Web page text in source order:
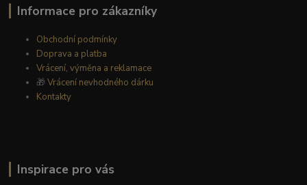
Informace pro zákazníky
Obchodní podmínky
Doprava a platba
Vrácení, výměna a reklamace
🎁Vrácení nevhodného dárku
Kontakty
Inspirace pro vás